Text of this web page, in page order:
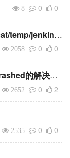
8 0 0
jenkins使用npm编译报错/usr/local/tomcat/temp/jenkins2526876756368052376.sh: line 3: npm: command not found的解决办法
2058 0 0
ceph集群报错daemons have recently crashed的解决办法
2652 0 2
2535 0 0